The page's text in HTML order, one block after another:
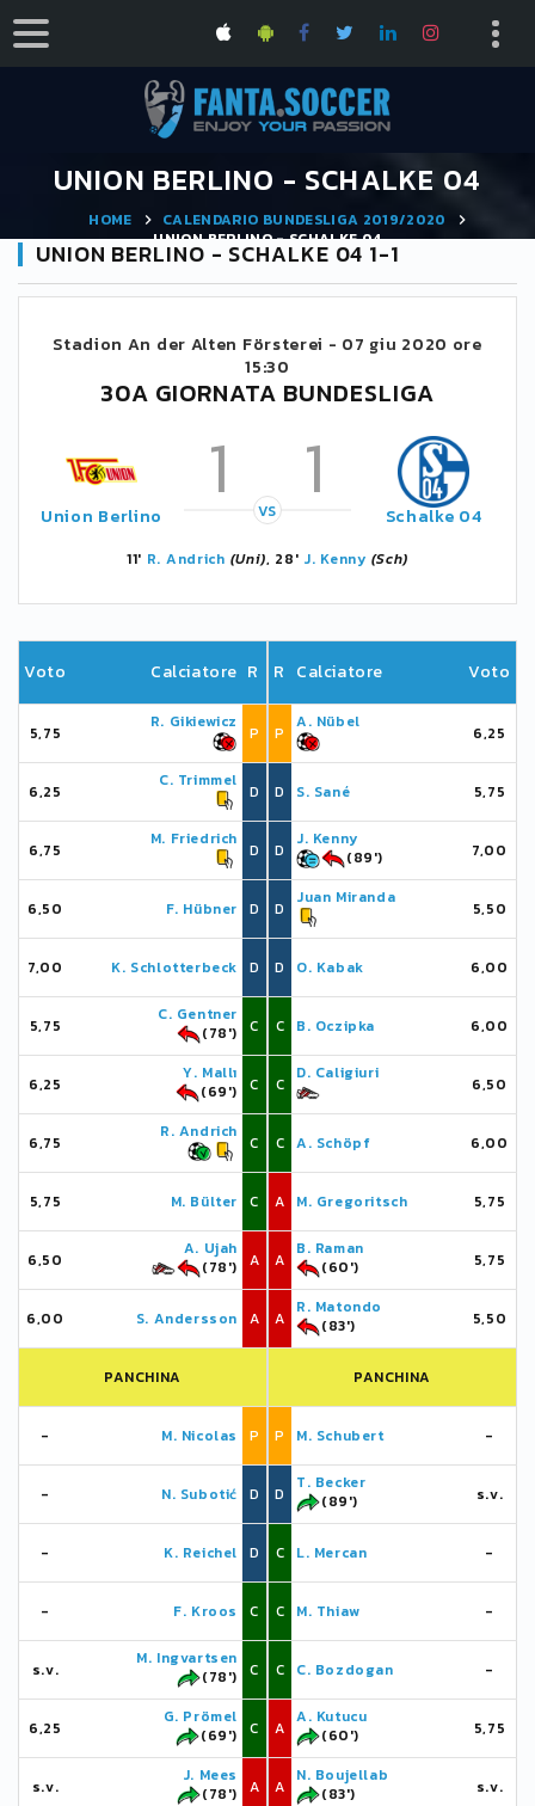
UNION BERLINO - SCHALKE 04
HOME
CALENDARIO BUNDESLIGA 2019/2020
UNION BERLINO - SCHALKE 04
UNION BERLINO - SCHALKE 04 1-1
Stadion An der Alten Försterei - 07 giu 2020 ore
15:30
30A GIORNATA BUNDESLIGA
Union Berlino 1 1
VS Schalke 04
11' R. Andrich (Uni), 28' J. Kenny (Sch)
Voto Calciatore R
5,75
R. Gikiewicz
P
6,25
C. Trimmel
D
6,75
M. Friedrich
D
6,50 F. Hübner D
7,00 K. Schlotterbeck D
5,75
C. Gentner
(78')
C
6,25
Y. Mallı
(69')
C
6,75
R. Andrich
C
5,75 M. Bülter C
6,50
A. Ujah
(78')
A
6,00 S. Andersson A
PANCHINA
- M. Nicolas P
- N. Subotić D
- K. Reichel D
- F. Kroos C
s.v.
M. Ingvartsen
(78')
C
6,25
G. Prömel
(69')
C
s.v.
J. Mees
(78')
A
R Calciatore Voto
P
A. Nübel
6,25
D S. Sané 5,75
D
J. Kenny
(89')
7,00
D
Juan Miranda
5,50
D O. Kabak 6,00
C B. Oczipka 6,00
C
D. Caligiuri
6,50
C A. Schöpf 6,00
A M. Gregoritsch 5,75
A
B. Raman
(60')
5,75
A
R. Matondo
(83')
5,50
PANCHINA
P M. Schubert -
D
T. Becker
(89')
s.v.
C L. Mercan -
C M. Thiaw -
C C. Bozdogan -
A
A. Kutucu
(60')
5,75
A
N. Boujellab
(83')
s.v.